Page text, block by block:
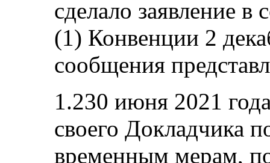
сделало заявление в
(1) Конвенции 2
сообщения
1.230 июня 2021
своего Докладчика
временным мерам,